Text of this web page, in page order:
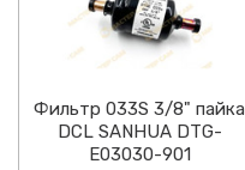
Фильтр 033S 3/8" пайка
DCL SANHUA DTG-
E03030-901